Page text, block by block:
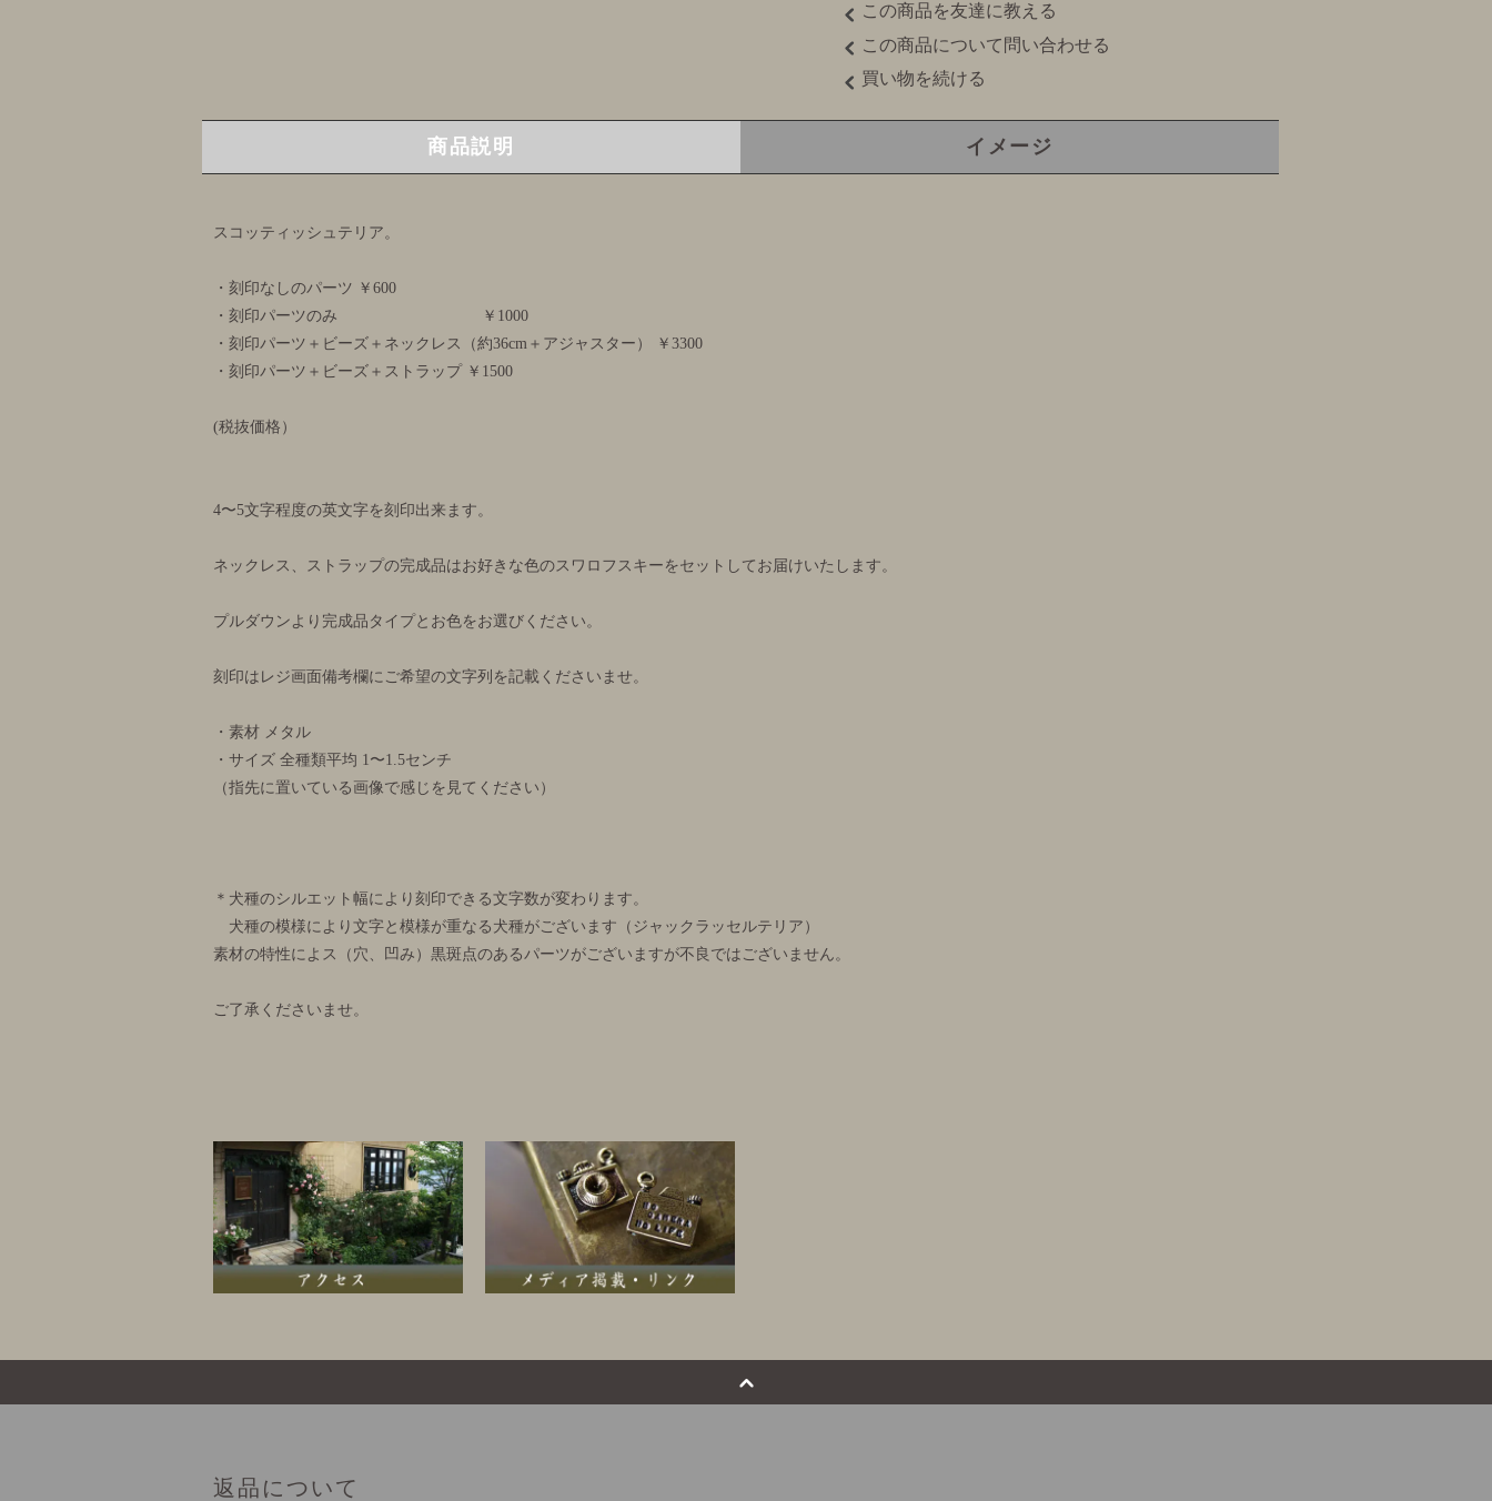
この商品を友達に教える
この商品について問い合わせる
買い物を続ける
商品説明 イメージ
スコッティッシュテリア。
・刻印なしのパーツ ￥600
・刻印パーツのみ ￥1000
・刻印パーツ＋ビーズ＋ネックレス（約36cm＋アジャスター） ￥3300
・刻印パーツ＋ビーズ＋ストラップ ￥1500
(税抜価格）
4〜5文字程度の英文字を刻印出来ます。
ネックレス、ストラップの完成品はお好きな色のスワロフスキーをセットしてお届けいたします。
プルダウンより完成品タイプとお色をお選びください。
刻印はレジ画面備考欄にご希望の文字列を記載くださいませ。
・素材 メタル
・サイズ 全種類平均 1〜1.5センチ
（指先に置いている画像で感じを見てください）
＊犬種のシルエット幅により刻印できる文字数が変わります。
犬種の模様により文字と模様が重なる犬種がございます（ジャックラッセルテリア）
素材の特性によス（穴、凹み）黒斑点のあるパーツがございますが不良ではございません。
ご了承くださいませ。
返品について